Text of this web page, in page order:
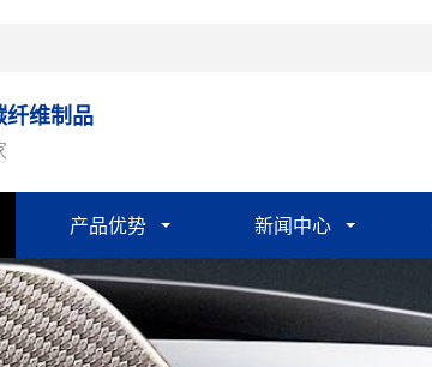
纤维制品
产品优势 新闻中心